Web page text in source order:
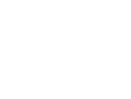
Du interessierst Dich für die
Teilchenphysik-AG an!
verschiedene Experimente